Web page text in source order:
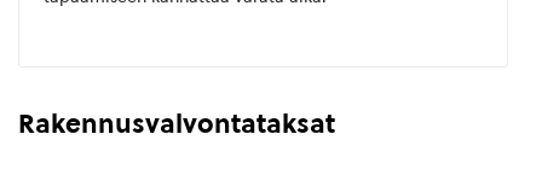
Rakennusvalvontataksat